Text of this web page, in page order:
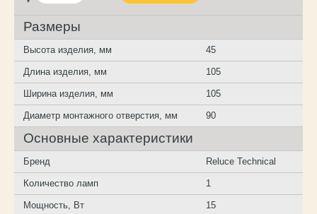
Размеры
Высота изделия, мм 45
Длина изделия, мм 105
Ширина изделия, мм 105
Диаметр монтажного отверстия, мм 90
Основные характеристики
Бренд Reluce Technical
Количество ламп 1
Мощность, Вт 15